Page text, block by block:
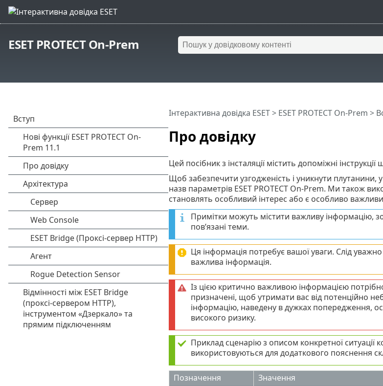
ESET PROTECT On-Prem
Про довідку
Інтерактивна довідка ESET> ESET PROTECT On-Prem >
Цей посібник з інсталяції містить допоміжні
Щоб забезпечити узгодженість і уникнути плутанини,
назв параметрів ESET PROTECT On-Prem. Ми також
становлять особливий інтерес або є особливо
Примітки можуть містити важливу інформацію,
пов’язані теми.
Ця інформація потребує вашої уваги. Слід
важлива інформація.
Із цією критично важливою інформацією
призначені, щоб утримати вас від потенційно
інформацію, наведену в дужках попередження,
високого ризику.
Приклад сценарію з описом конкретної
використовуються для додаткового пояснення
Позначення
Значення